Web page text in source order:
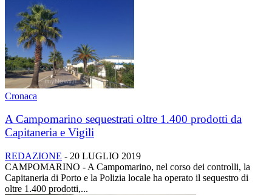
Cronaca
A Campomarino sequestrati oltre 1.400 prodotti da
Capitaneria e Vigili
REDAZIONE - 20 LUGLIO 2019
CAMPOMARINO - A Campomarino, nel corso dei controlli, la
Capitaneria di Porto e la Polizia locale ha operato il sequestro di
oltre 1.400 prodotti,...